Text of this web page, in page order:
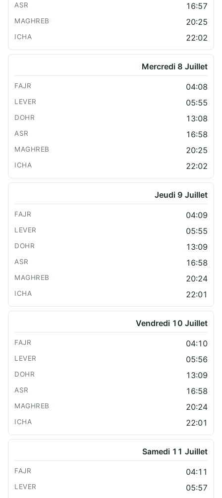
16:57
20:25
22:02
Mercredi 8 Juillet
04:08
05:55
13:08
16:58
20:25
22:02
Jeudi 9 Juillet
04:09
05:55
13:09
16:58
20:24
22:01
Vendredi 10 Juillet
04:10
05:56
13:09
16:58
20:24
22:01
Samedi 11 Juillet
04:11
05:57